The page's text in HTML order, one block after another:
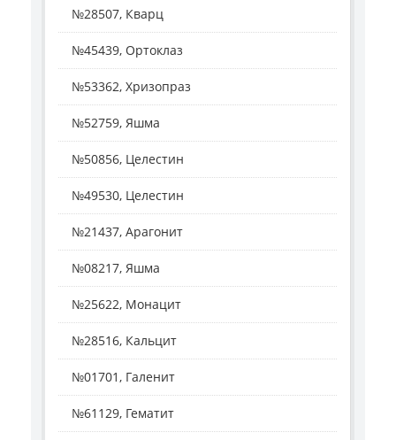
№28507, Кварц
№45439, Ортоклаз
№53362, Хризопраз
№52759, Яшма
№50856, Целестин
№49530, Целестин
№21437, Арагонит
№08217, Яшма
№25622, Монацит
№28516, Кальцит
№01701, Галенит
№61129, Гематит